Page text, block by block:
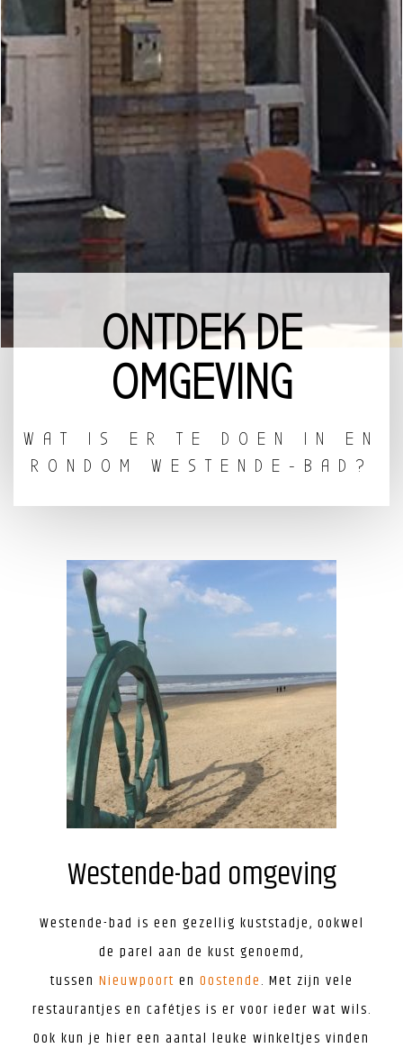
ONTDEK DE
OMGEVING
WAT IS ER TE DOEN IN EN
RONDOM WESTENDE-BAD?
Westende-bad omgeving
Westende-bad is een gezellig kuststadje, ookwel
de parel aan de kust genoemd,
tussen Nieuwpoort en Oostende. Met zijn vele
restaurantjes en cafétjes is er voor ieder wat wils.
Ook kun je hier een aantal leuke winkeltjes vinden